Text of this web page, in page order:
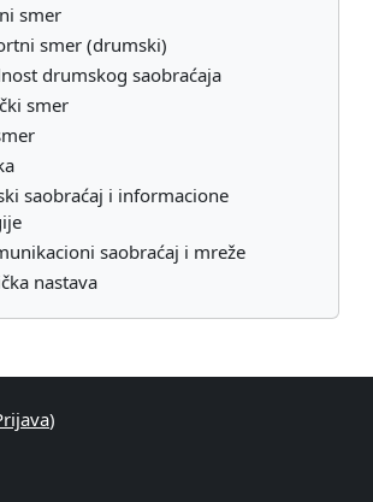
smer
smer (drumski)
drumskog saobraćaja
smer
saobraćaj i informacione
saobraćaj i mreže
nastava
)